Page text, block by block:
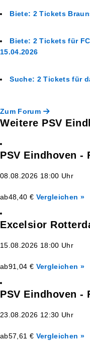
Biete: 2 Tickets
Biete: 2 Tickets für
15.04.2026
Suche: 2 Tickets für
Zum Forum
Weitere PSV
PSV Eindhoven -
08.08.2026 18:00 Uhr
ab48,40 € Vergleichen »
Excelsior
15.08.2026 18:00 Uhr
ab91,04 € Vergleichen »
PSV Eindhoven -
23.08.2026 12:30 Uhr
ab57,61 € Vergleichen »